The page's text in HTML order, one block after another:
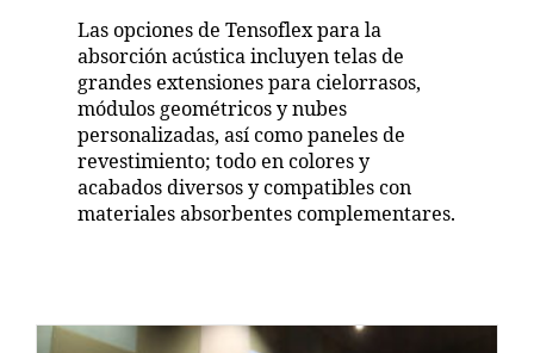
Las opciones de Tensoflex para la
absorción acústica incluyen telas de
grandes extensiones para cielorrasos,
módulos geométricos y nubes
personalizadas, así como paneles de
revestimiento; todo en colores y
acabados diversos y compatibles con
materiales absorbentes complementares.